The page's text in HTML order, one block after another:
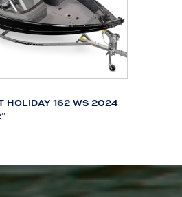
HOLIDAY 162 WS 2024